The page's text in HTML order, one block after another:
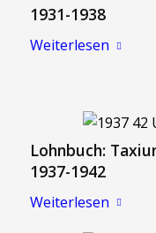
1931-1938
Weiterlesen
Lohnbuch:
1937-1942
Weiterlesen